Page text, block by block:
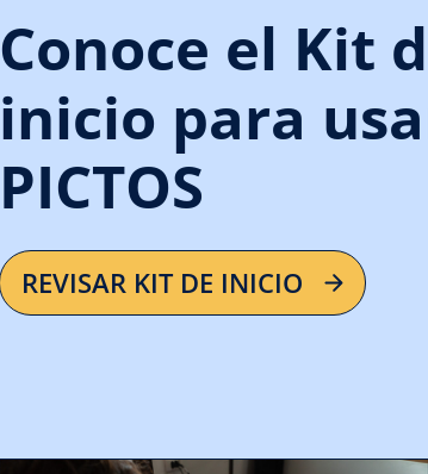
Conoce el Kit
inicio para
PICTOS
REVISAR KIT DE INICIO